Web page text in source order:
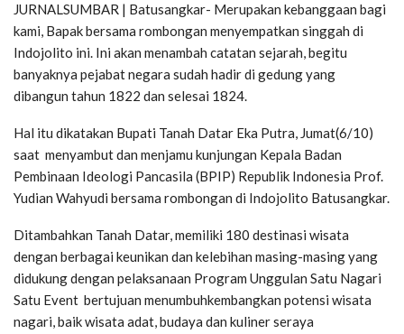
JURNALSUMBAR | Batusangkar- Merupakan kebanggaan bagi
kami, Bapak bersama rombongan menyempatkan singgah di
Indojolito ini. Ini akan menambah catatan sejarah, begitu
banyaknya pejabat negara sudah hadir di gedung yang
dibangun tahun 1822 dan selesai 1824.
Hal itu dikatakan Bupati Tanah Datar Eka Putra, Jumat(6/10)
saat menyambut dan menjamu kunjungan Kepala Badan
Pembinaan Ideologi Pancasila (BPIP) Republik Indonesia Prof.
Yudian Wahyudi bersama rombongan di Indojolito Batusangkar.
Ditambahkan Tanah Datar, memiliki 180 destinasi wisata
dengan berbagai keunikan dan kelebihan masing-masing yang
didukung dengan pelaksanaan Program Unggulan Satu Nagari
Satu Event bertujuan menumbuhkembangkan potensi wisata
nagari, baik wisata adat, budaya dan kuliner seraya